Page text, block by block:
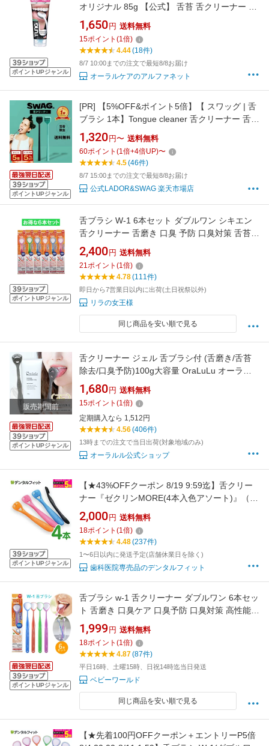
ポイントUPジャンル
オリジナル 85g 【公式】 舌苔 舌クリーナー 舌
みがき 舌磨き 舌ブラシ 歯科医師開発 口臭ケア
口臭予防 エチケット TUNG Gel オーラルケア
1,650 円 送料無料
15ポイント (1倍)
4.44(18件)
8/7 10:00までの注文で最短8/8お届け
オーラルケアのアルファネット
ポイントUPジャンル
[PR]
【5%OFF&ポイント5倍】【 スワッグ | 舌
ブラシ 1本】Tongue cleaner 舌クリーナー 舌磨
き 舌ケア 舌苔除去 タンクリーナー 口臭ケア 口
臭予防 口臭対策 オーラルケア デンタルケア マ
ウスケア 口腔ケア プラーク除去 歯周病 虫歯 む
し歯 エチケット プレゼント
1,320 円〜 送料無料
60ポイント (1倍+4倍UP)〜
4.5(46件)
8/7 15:00までの注文で最短8/8お届け
公式LADOR&SWAG 楽天市場店
ポイントUPジャンル
舌ブラシ W-1 6本セット ダブルワン シキエン
舌クリーナー 舌磨き 口臭 予防 口臭対策 舌苔
舌 みがき ブラシ SHIKIEN
2,400 円 送料無料
21ポイント (1倍)
4.78(111件)
即日から7営業日以内に出荷(土日祝祭以外)
リラの女王様
同じ商品を安い順で見る
販売期間前
ポイントUPジャンル
舌クリーナー ジェル 舌ブラシ付 (舌磨き/舌苔
除去/口臭予防)100g大容量 OraLuLu オーラル
ル
1,680 円 送料無料
15ポイント (1倍)
定期購入なら 1,512円
4.56(406件)
13時までの注文で当日出荷(対象地域のみ)
オーラルル公式ショップ
ポイントUPジャンル
【★43%OFFクーポン 8/19 9:59迄】舌クリー
ナー『ゼクリンMORE(4本入色アソート)』（メ
ール便5点まで）【メール便選択で送料無料】
2,000 円 送料無料
18ポイント (1倍)
4.48(237件)
1〜6日以内に発送予定(店舗休業日を除く)
歯科医院専売品のデンタルフィット
ポイントUPジャンル
舌ブラシ w-1 舌クリーナー ダブルワン 6本セッ
ト 舌磨き 口臭ケア 口臭予防 口臭対策 高性能
スムーザー 歯科専売品 シキエン SHIKIEN ラッ
ピング不可 ネコポスでお届け
1,999 円 送料無料
18ポイント (1倍)
4.87(87件)
平日16時、土曜15時、日祝14時迄当日発送
ベビーワールド
同じ商品を安い順で見る
【★先着100円OFFクーポン＋エントリーP5倍